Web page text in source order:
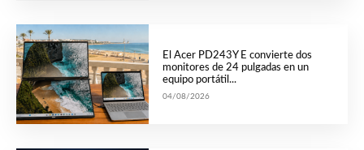
El Acer PD243Y E convierte dos
monitores de 24 pulgadas en un
equipo portátil...
04/08/2026